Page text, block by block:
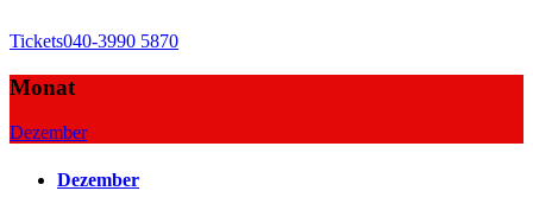
Tickets040-3990 5870
Monat
Dezember
Dezember